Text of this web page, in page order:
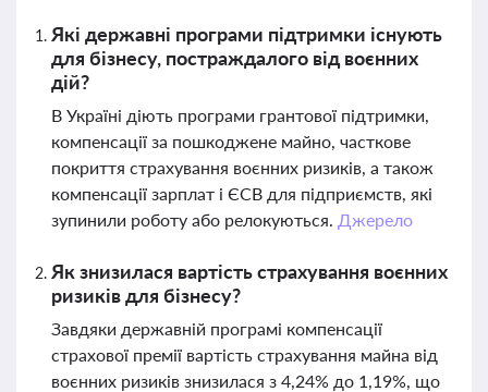
Які державні програми підтримки існують
для бізнесу, постраждалого від воєнних
дій?
В Україні діють програми грантової підтримки,
компенсації за пошкоджене майно, часткове
покриття страхування воєнних ризиків, а також
компенсації зарплат і ЄСВ для підприємств, які
зупинили роботу або релокуються. Джерело
Як знизилася вартість страхування воєнних
ризиків для бізнесу?
Завдяки державній програмі компенсації
страхової премії вартість страхування майна від
воєнних ризиків знизилася з 4,24% до 1,19%, що